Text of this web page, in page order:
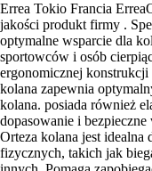
Errea Tokio Francia
jakości produkt firmy .
optymalne wsparcie dla
sportowców i osób
ergonomicznej konstrukcji
kolana zapewnia
kolana. posiada również
dopasowanie i
Orteza kolana jest
fizycznych, takich jak